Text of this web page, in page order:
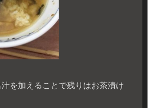
を加えることで残りはお茶漬け